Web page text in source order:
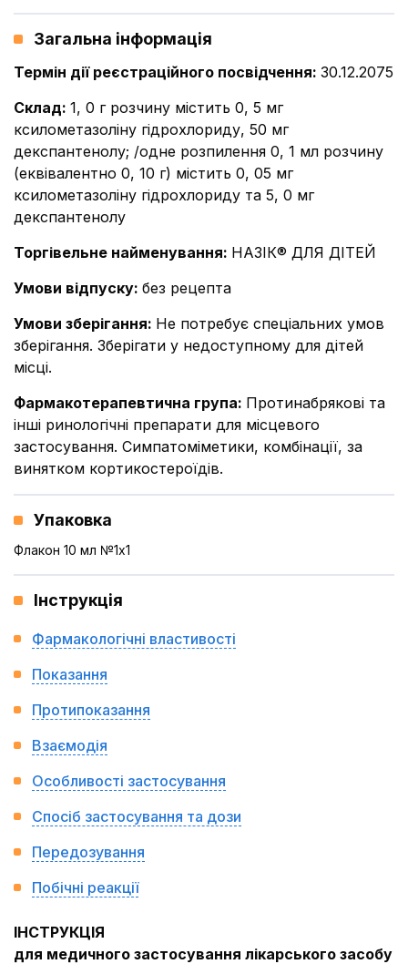
Загальна інформація
Термін дії реєстраційного посвідчення: 30.12.2075
Склад: 1, 0 г розчину містить 0, 5 мг
ксилометазоліну гідрохлориду, 50 мг
декспантенолу; /одне розпилення 0, 1 мл розчину
(еквівалентно 0, 10 г) містить 0, 05 мг
ксилометазоліну гідрохлориду та 5, 0 мг
декспантенолу
Торгівельне найменування: НАЗІК® ДЛЯ ДІТЕЙ
Умови відпуску: без рецепта
Умови зберігання: Не потребує спеціальних умов
зберігання. Зберігати у недоступному для дітей
місці.
Фармакотерапевтична група: Протинабрякові та
інші ринологічні препарати для місцевого
застосування. Симпатоміметики, комбінації, за
винятком кортикостероїдів.
Упаковка
Флакон 10 мл №1x1
Інструкція
Фармакологічні властивості
Показання
Протипоказання
Взаємодія
Особливості застосування
Спосіб застосування та дози
Передозування
Побічні реакції
ІНСТРУКЦІЯ
для медичного застосування лікарського засобу